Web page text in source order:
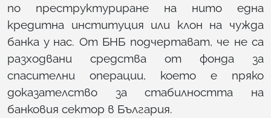
по преструктуриране на нито една
кредитна институция или клон на чужда
банка у нас. От БНБ подчертават, че не са
разходвани средства от фонда за
спасителни операции, което е пряко
доказателство за стабилността на
банковия сектор в България.